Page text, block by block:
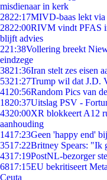
misdienaar in kerk
2822:17MIVD-baas lekt via
2822:00RIVM vindt PFAS
blijft advies
221:38Vollering breekt
eindzege
3821:36Iran stelt zes eisen
5321:27Trump wil dat J.D.
41 20:56Random Pics van
1820:37Uitslag PSV -
4320:00XR blokkeert A12
aanhouding
1417:23Geen 'happy end'
3517:22Britney Spears: "Ik
4317:19PostNL-bezorger
6817:15EU bekritiseert
Ceuta